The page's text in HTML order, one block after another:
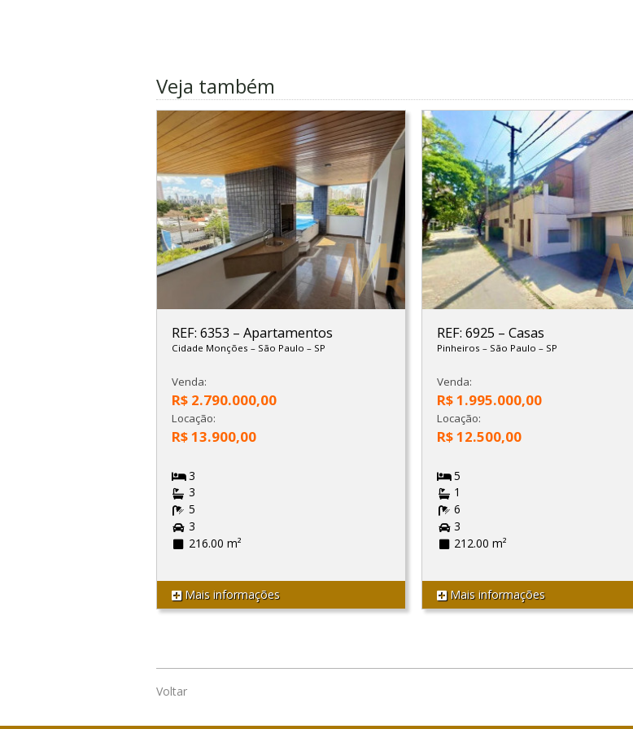
Veja também
REF: 6353 – Apartamentos
Cidade Monções – São Paulo – SP
Venda:
R$ 2.790.000,00
Locação:
R$ 13.900,00
3
3
5
3
216.00 m²
Mais informações
REF: 6925 – Casas
Pinheiros – São Paulo – SP
Venda:
R$ 1.995.000,00
Locação:
R$ 12.500,00
5
1
6
3
212.00 m²
Mais informações
Voltar